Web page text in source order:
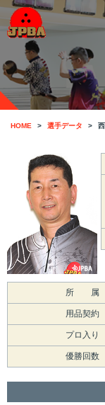
HOME 選手データ
所 属
用品契約
プロ入り
優勝回数